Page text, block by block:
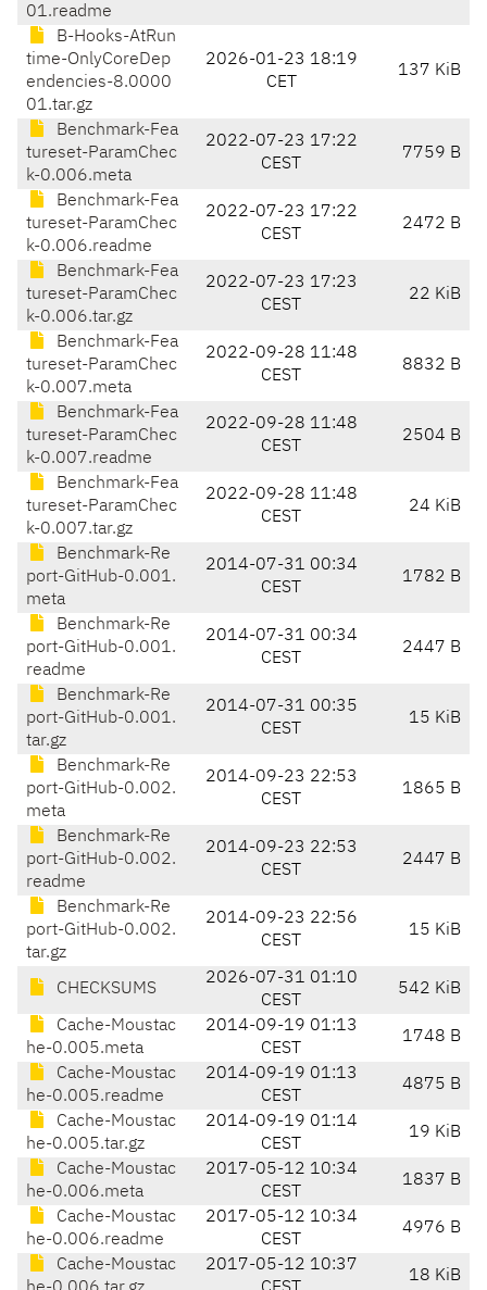
01.readme
B-Hooks-AtRun
time-OnlyCoreDep
endencies-8.0000
01.tar.gz
2026-01-23 18:19
CET
137 KiB
Benchmark-Fea
tureset-ParamChec
k-0.006.meta
2022-07-23 17:22
CEST
7759 B
Benchmark-Fea
tureset-ParamChec
k-0.006.readme
2022-07-23 17:22
CEST
2472 B
Benchmark-Fea
tureset-ParamChec
k-0.006.tar.gz
2022-07-23 17:23
CEST
22 KiB
Benchmark-Fea
tureset-ParamChec
k-0.007.meta
2022-09-28 11:48
CEST
8832 B
Benchmark-Fea
tureset-ParamChec
k-0.007.readme
2022-09-28 11:48
CEST
2504 B
Benchmark-Fea
tureset-ParamChec
k-0.007.tar.gz
2022-09-28 11:48
CEST
24 KiB
Benchmark-Re
port-GitHub-0.001.
meta
2014-07-31 00:34
CEST
1782 B
Benchmark-Re
port-GitHub-0.001.
readme
2014-07-31 00:34
CEST
2447 B
Benchmark-Re
port-GitHub-0.001.
tar.gz
2014-07-31 00:35
CEST
15 KiB
Benchmark-Re
port-GitHub-0.002.
meta
2014-09-23 22:53
CEST
1865 B
Benchmark-Re
port-GitHub-0.002.
readme
2014-09-23 22:53
CEST
2447 B
Benchmark-Re
port-GitHub-0.002.
tar.gz
2014-09-23 22:56
CEST
15 KiB
CHECKSUMS
2026-07-31 01:10
CEST
542 KiB
Cache-Moustac
he-0.005.meta
2014-09-19 01:13
CEST
1748 B
Cache-Moustac
he-0.005.readme
2014-09-19 01:13
CEST
4875 B
Cache-Moustac
he-0.005.tar.gz
2014-09-19 01:14
CEST
19 KiB
Cache-Moustac
he-0.006.meta
2017-05-12 10:34
CEST
1837 B
Cache-Moustac
he-0.006.readme
2017-05-12 10:34
CEST
4976 B
Cache-Moustac
2017-05-12 10:37
18 KiB